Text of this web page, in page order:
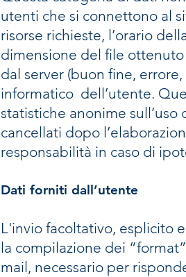
utenti che si connettono al
risorse richieste, l’orario
dimensione del file
dal server (buon fine,
informatico dell’utente.
statistiche anonime
cancellati dopo
responsabilità in caso di
Dati forniti dall’utente
L'invio facoltativo, esplicito
la compilazione dei
mail, necessario per